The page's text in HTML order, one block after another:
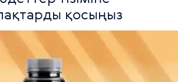
қосыңыз